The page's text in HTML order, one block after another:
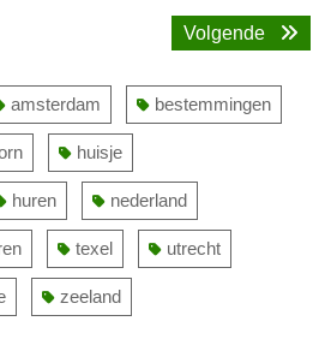
Volgende
amsterdam bestemmingen
huisje
huren nederland
texel utrecht
zeeland